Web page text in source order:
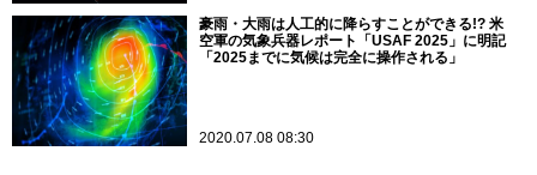
豪雨・大雨は人工的に降らすことができる!? 米
空軍の気象兵器レポート「USAF 2025」に明記
「2025までに気候は完全に操作される」
2020.07.08 08:30